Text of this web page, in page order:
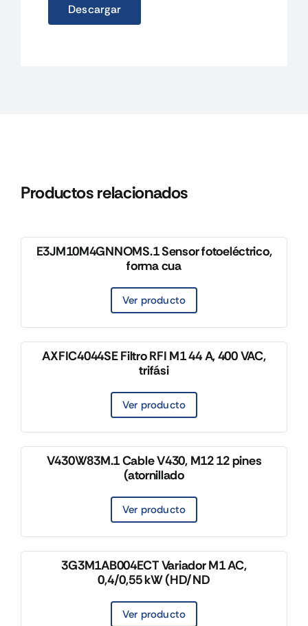
Descargar
Productos relacionados
E3JM10M4GNNOMS.1 Sensor fotoeléctrico,
forma cua
Ver producto
AXFIC4044SE Filtro RFI M1 44 A, 400 VAC,
trifási
Ver producto
V430W83M.1 Cable V430, M12 12 pines
(atornillado
Ver producto
3G3M1AB004ECT Variador M1 AC,
0,4/0,55 kW (HD/ND
Ver producto